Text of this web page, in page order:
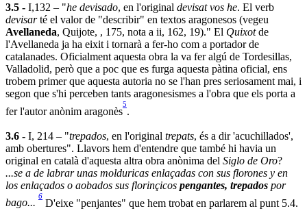
3.5 - I,132 – "he devisado, en l'original devisat vos he. El verb
devisarté el valor de "describir" en textos aragonesos (vegeu
Avellaneda, Quijote, , 175, nota a ii, 162, 19)." El Quixotde
l'Avellaneda ja ha eixit i tornarà a fer-ho com a portador de
catalanades. Oficialment aquesta obra la va fer algú de Tordesillas,
Valladolid, però que a poc que es furga aquesta pàtina oficial, ens
trobem primer que aquesta autoria no se l'han pres seriosament mai, i
segon que s'hi perceben tants aragonesismes a l'obra que els porta a
fer l'autor anònim aragonès
5
.
3.6 - I, 214 – "trepados, en l'original trepats, és a dir 'acuchillados',
amb obertures". Llavors hem d'entendre que també hi havia un
original en català d'aquesta altra obra anònima del Siglo de Oro?
...se a de labrar unas molduricas enlaçadas con sus florones y en
los enlaçados o aobados sus florinçicos pengantes, trepados por
bago...
6
D'eixe "penjantes" que hem trobat en parlarem al punt 5.4.